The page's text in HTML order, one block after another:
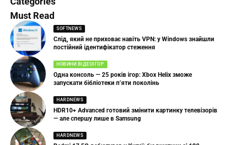
Must Read
SOFTNEWS
Слід, який не приховає навіть VPN: у Windows знайшли
постійний ідентифікатор стеження
НОВИНИ ВІДЕОІГОР
Одна консоль — 25 років ігор: Xbox Helix зможе
запускати бібліотеки п’яти поколінь
HARDNEWS
HDR10+ Advanced готовий змінити картинку телевізорів
— але спершу лише в Samsung
HARDNEWS